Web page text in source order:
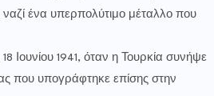
ένα υπερπολύτιμο μέταλλο που
Ιουνίου 1941, όταν η Τουρκία συνήψε
που υπογράφτηκε επίσης στην